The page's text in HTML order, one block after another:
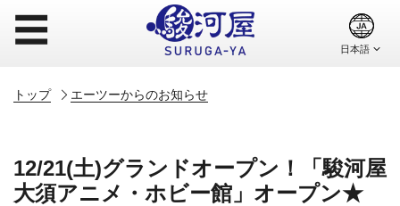
☰
トップ エーツーからのお知らせ
12/21(土)グランドオープン！「駿河屋
大須アニメ・ホビー館」オープン★